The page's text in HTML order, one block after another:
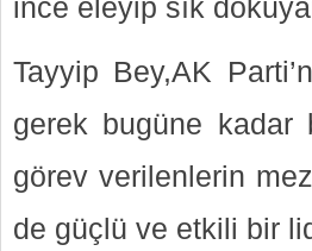
ince eleyip sık
Tayyip Bey,AK
gerek bugüne kadar
görev verilenlerin
de güçlü ve etkili bir